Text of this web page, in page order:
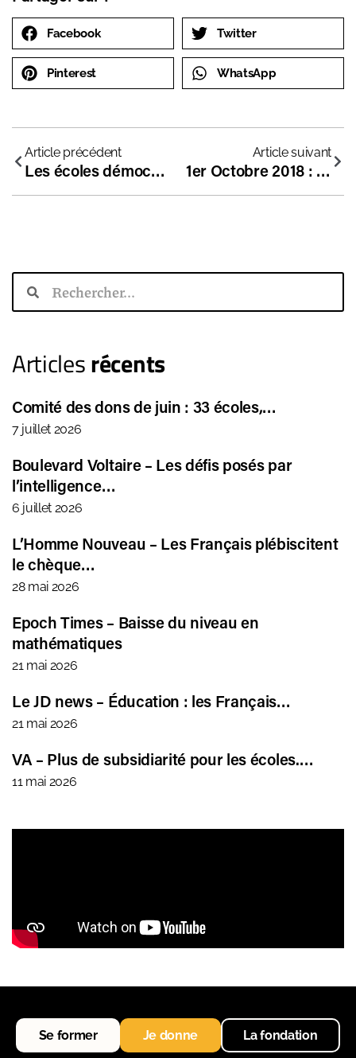
Facebook Twitter
Pinterest WhatsApp
Article précédent
Les écoles démocratiques, késako ? Ces écoles où l’enfant est libre sont-elles des anti-écoles ?
Article suivant
1er Octobre 2018 : Portes Ouvertes à la Fondation !
Articlesrécents
Comité des dons de juin : 33 écoles,…
7 juillet 2026
Boulevard Voltaire – Les défis posés par
l’intelligence…
6 juillet 2026
L’Homme Nouveau – Les Français plébiscitent
le chèque…
28 mai 2026
Epoch Times – Baisse du niveau en
mathématiques
21 mai 2026
Le JD news – Éducation : les Français…
21 mai 2026
VA – Plus de subsidiarité pour les écoles.…
11 mai 2026
Se former Je donne La fondation